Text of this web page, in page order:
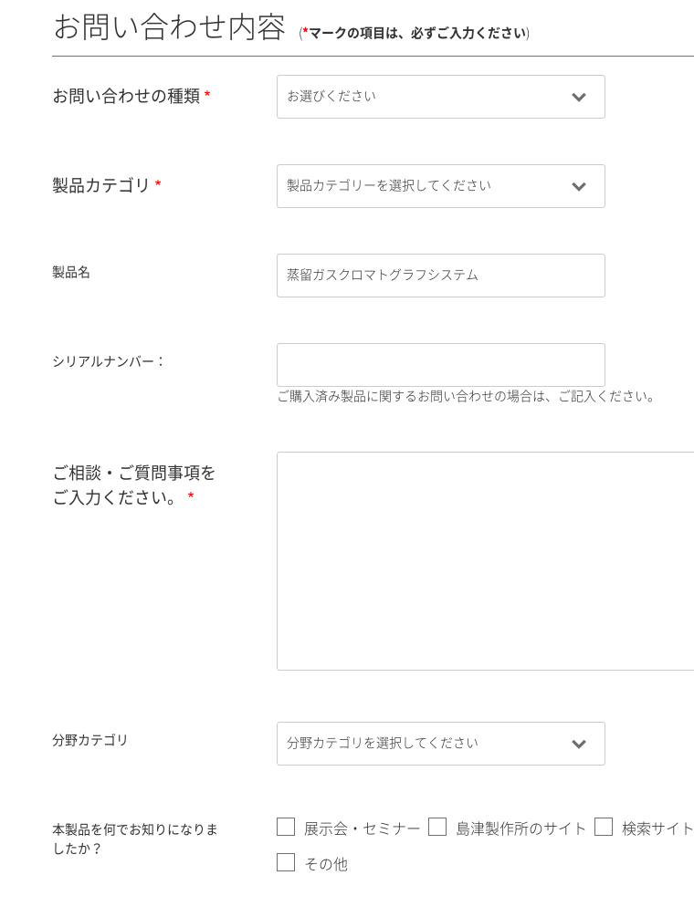
お問い合わせ内容 (*マークの項目は、必ずご入力ください)
お問い合わせの種類
製品カテゴリ
製品名
シリアルナンバー：
ご購入済み製品に関するお問い合わせの場合は、ご記入ください。
ご相談・ご質問事項を
ご入力ください。
分野カテゴリ
本製品を何でお知りになりま
したか？
展示会・セミナー 島津製作所のサイト 検索サイト
その他